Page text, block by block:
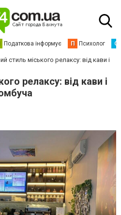
Податкова інформує П Психолог С
стиль міського релаксу: від кави і
релаксу: від кави і